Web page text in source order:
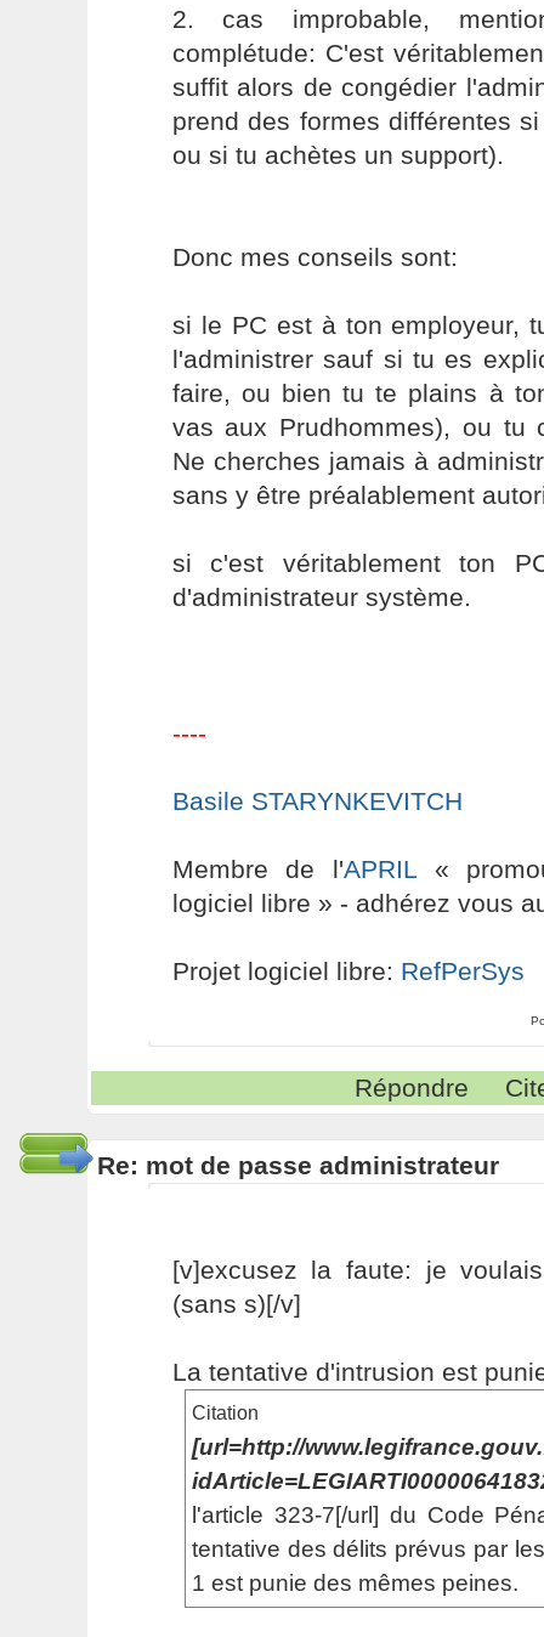
2. cas improbable,
complétude: C'est
suffit alors de congédier
prend des formes différentes
ou si tu achètes un support).
Donc mes conseils sont:
si le PC est à ton employeur,
l'administrer sauf si tu es
faire, ou bien tu te plains à
vas aux Prudhommes), ou tu
Ne cherches jamais à
sans y être préalablement
si c'est véritablement ton
d'administrateur système.
----
Basile STARYNKEVITCH
Membre de l'APRIL «
logiciel libre » - adhérez vous
Projet logiciel libre: RefPerSys
Répondre
Re: mot de passe administrateur
[v]excusez la faute: je
(sans s)[/v]
La tentative d'intrusion est
Citation
[url=http://
l'article 323-7[/url] du Code
tentative des délits prévus par
1 est punie des mêmes peines.